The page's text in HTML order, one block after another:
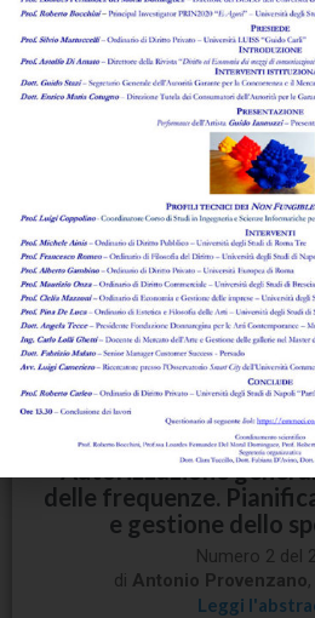
diFederica Alfano,
Leggi
Accesso,
generale
Numero 2 del
diAlberta Corona,
Leggi
Autorizzazione
delle frequenze.
e gestione dello
Numero 2 del
di Antonio Provenzano,
Leggi